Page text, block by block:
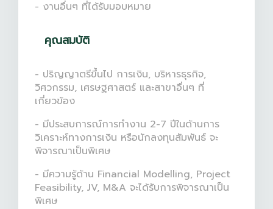
- งานอื่นๆ ที่ได้รับมอบหมาย
คุณสมบัติ
- ปริญญาตรีขึ้นไป การเงิน, บริหารธุรกิจ,
วิศวกรรม, เศรษฐศาสตร์ และสาขาอื่นๆ ที่
เกี่ยวข้อง
- มีประสบการณ์การทำงาน 2-7 ปีในด้านการ
วิเคราะห์ทางการเงิน หรือนักลงทุนสัมพันธ์ จะ
พิจารณาเป็นพิเศษ
- มีความรู้ด้าน Financial Modelling, Project
Feasibility, JV, M&A จะได้รับการพิจารณาเป็น
พิเศษ